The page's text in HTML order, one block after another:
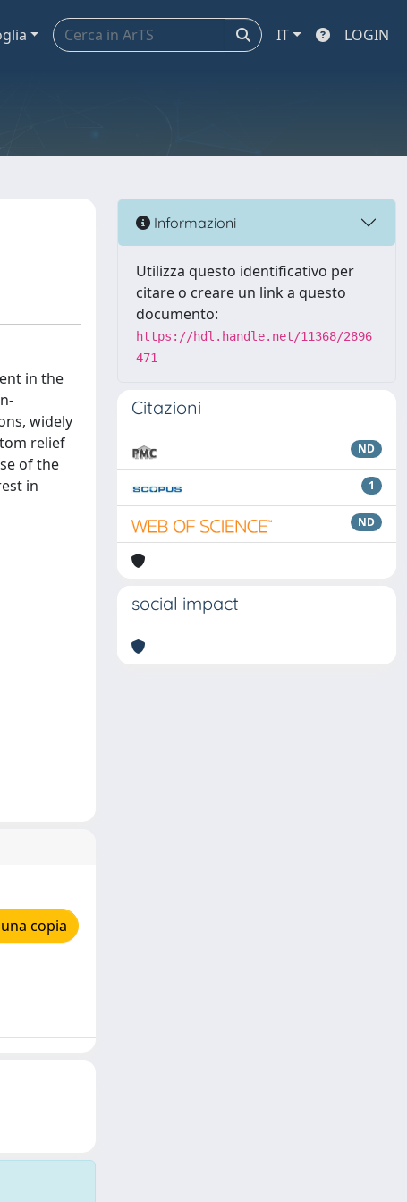
IT LOGIN
in the
widely
relief
of the
in
copia
Informazioni
Utilizza questo identificativo per
citare o creare un link a questo
documento:
https://hdl.handle.net/11368/2896
471
Citazioni
ND
1
ND
social impact